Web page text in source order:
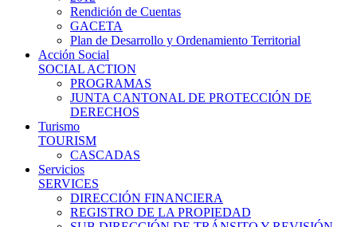
Rendición de Cuentas
GACETA
Plan de Desarrollo y Ordenamiento Territorial
Acción Social
SOCIAL ACTION
PROGRAMAS
JUNTA CANTONAL DE PROTECCIÓN DE
DERECHOS
Turismo
TOURISM
CASCADAS
Servicios
SERVICES
DIRECCIÓN FINANCIERA
REGISTRO DE LA PROPIEDAD